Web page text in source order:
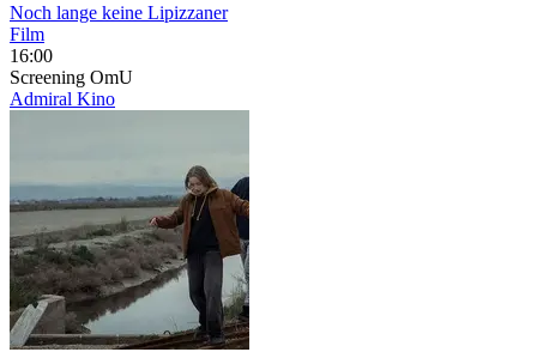
Noch lange keine Lipizzaner
Film
16:00
Screening OmU
Admiral Kino